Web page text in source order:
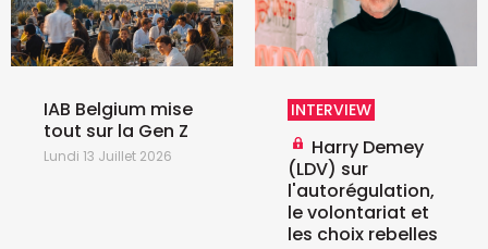
IAB Belgium mise
tout sur la Gen Z
Lundi 13 Juillet 2026
INTERVIEW
Harry Demey
(LDV) sur
l'autorégulation,
le volontariat et
les choix rebelles